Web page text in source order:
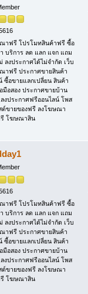
าฟรี โปรโมทสินค้าฟรี ซื้อ
บริการ ลด แลก แจก แถม
ลงประกาศได้ไม่จำกัด เว็บ
าฟรี ประกาศขายสินค้า
ซื้อขายแลกเปลี่ยน สินค้า
มือสอง ประกาศขายบ้าน
งประกาศฟรีออนไลน์ โพส
ต์ขายของฟรี ลงโฆษณา
โฆษณาสิน
าฟรี โปรโมทสินค้าฟรี ซื้อ
บริการ ลด แลก แจก แถม
ลงประกาศได้ไม่จำกัด เว็บ
าฟรี ประกาศขายสินค้า
ซื้อขายแลกเปลี่ยน สินค้า
มือสอง ประกาศขายบ้าน
งประกาศฟรีออนไลน์ โพส
ต์ขายของฟรี ลงโฆษณา
โฆษณาสิน